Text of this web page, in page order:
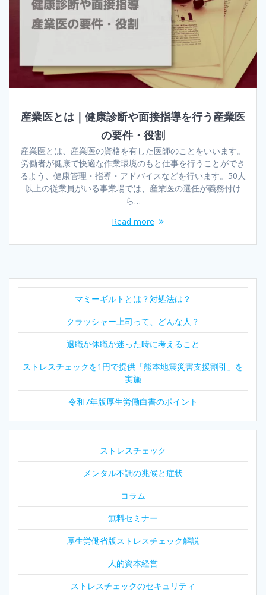
産業医とは｜健康診断や面接指導を行う産業医
の要件・役割
産業医とは、産業医の資格を有した医師のことをいいます。
労働者が健康で快適な作業環境のもと仕事を行うことができ
るよう、健康管理・指導・アドバイスなどを行います。50人
以上の従業員がいる事業場では、産業医の選任が義務付け
ら…
Read more
マミーギルトとは？対処法は？
クラッシャー上司って、どんな人？
退職か休職か迷った時に考えること
ストレスチェックを1円で提供「熊本地震災害支援割引」を
実施
令和7年版厚生労働白書のポイント
ストレスチェック
メンタル不調の兆候と症状
コラム
無料セミナー
厚生労働省版ストレスチェック解説
人的資本経営
ストレスチェックのセキュリティ